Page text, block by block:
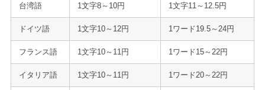
台湾語 1文字8～10円 1文字11～12.5円
ドイツ語 1文字10～12円 1ワード19.5～24円
フランス語 1文字10～11円 1ワード15～22円
イタリア語 1文字10～11円 1ワード20～22円